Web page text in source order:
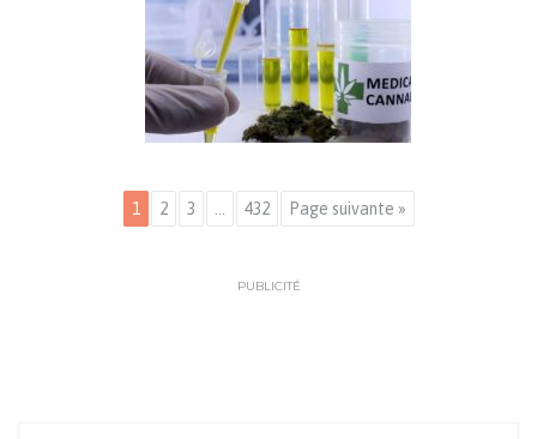
1 2 3 432 Page suivante »
PUBLICITÉ